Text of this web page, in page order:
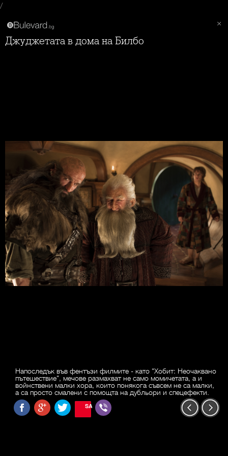
/
Джуджетата в дома на Билбо
Напоследък във фентъзи филмите - като "Хобит: Неочаквано
пътешествие", мечове размахват не само момичетата, а и
войнствени малки хора, които понякога съвсем не са малки,
а са просто смалени с помощта на дубльори и спецефекти.
SAVE